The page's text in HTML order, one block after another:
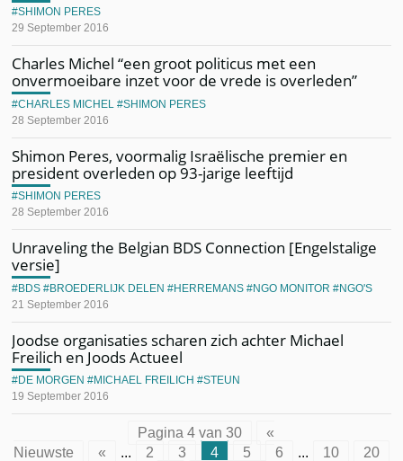
29 September 2016
SHIMON PERES
Charles Michel “een groot politicus met een
onvermoeibare inzet voor de vrede is overleden”
28 September 2016
CHARLES MICHEL SHIMON PERES
Shimon Peres, voormalig Israëlische premier en
president overleden op 93-jarige leeftijd
28 September 2016
SHIMON PERES
Unraveling the Belgian BDS Connection [Engelstalige
versie]
21 September 2016
BDS BROEDERLIJK DELEN HERREMANS NGO MONITOR NGO'S
Joodse organisaties scharen zich achter Michael
Freilich en Joods Actueel
19 September 2016
DE MORGEN MICHAEL FREILICH STEUN
Pagina 4 van 30
«
Nieuwste
« ... 2 3 4 5 6 ... 10
20